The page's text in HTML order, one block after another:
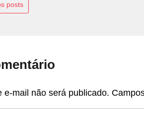
posts
e-mail não será publicado.